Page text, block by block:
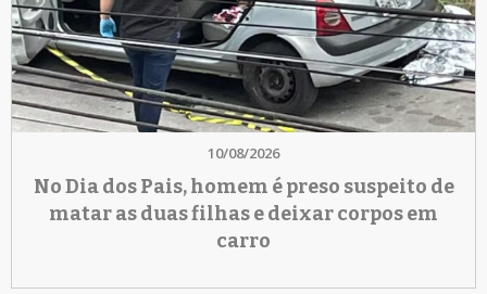
10/08/2026
No Dia dos Pais, homem é preso suspeito de
matar as duas filhas e deixar corpos em
carro